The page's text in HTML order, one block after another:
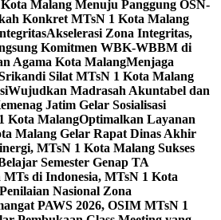
Malang Menuju Panggung OSN-
Konkret MTsN 1 Kota Malang
Akselerasi Zona Integritas,
Komitmen WBK-WBBM di
Agama Kota MalangMenjaga
Silat MTsN 1 Kota Malang
Wujudkan Madrasah Akuntabel dan
Jatim Gelar Sosialisasi
Kota MalangOptimalkan Layanan
Malang Gelar Rapat Dinas Akhir
MTsN 1 Kota Malang Sukses
Semester Genap TA
di Indonesia, MTsN 1 Kota
Nasional Zona
PAWS 2026, OSIM MTsN 1